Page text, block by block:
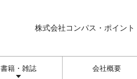
株式会社コンパス・ポイント
書籍・雑誌 会社概要